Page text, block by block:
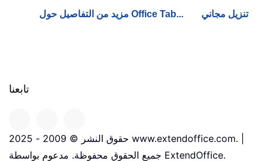
مزيد من التفاصيل حول Office Tab... تنزيل مجاني
تابعنا
حقوق النشر © 2009 - 2025 www.extendoffice.com. |
جميع الحقوق محفوظة. مدعوم بواسطة ExtendOffice.